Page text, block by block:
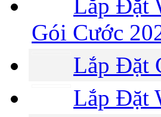
Lắp Đặt
Gói Cước
Lắp Đặt
Lắp Đặt